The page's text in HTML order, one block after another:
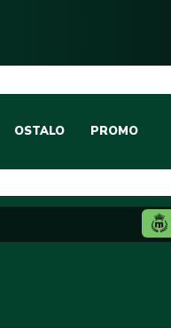
OSTALO
TENIS
TIFO SCENA
PROMO